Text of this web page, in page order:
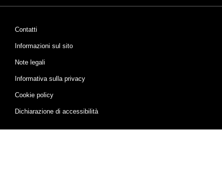
Contatti
Informazioni sul sito
Note legali
Informativa sulla privacy
Cookie policy
Dichiarazione di accessibilità